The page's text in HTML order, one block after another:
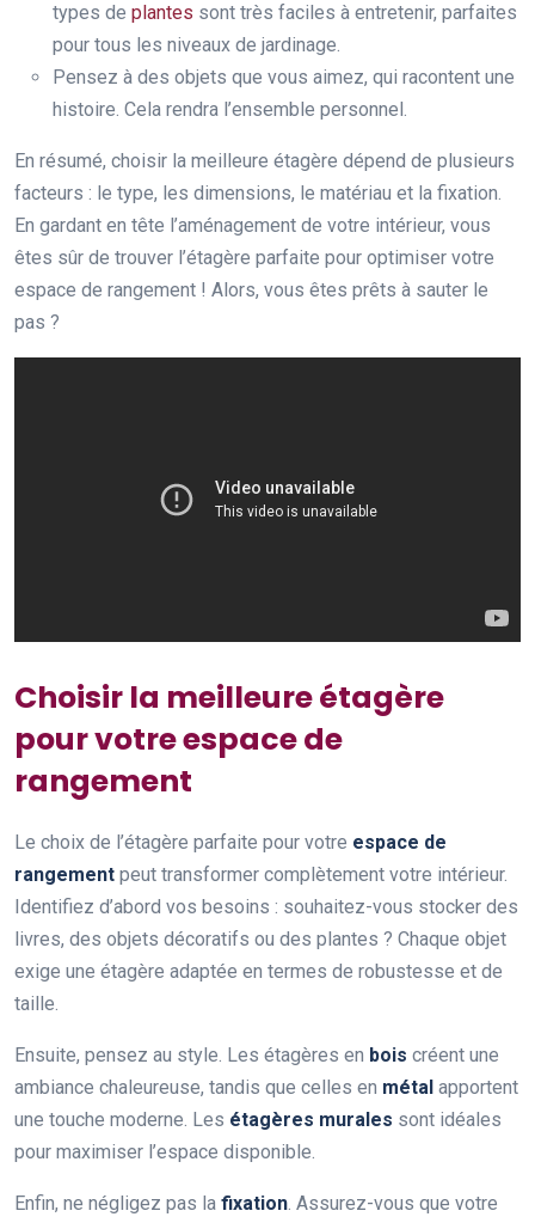
types de plantes sont très faciles à entretenir, parfaites
pour tous les niveaux de jardinage.
Pensez à des objets que vous aimez, qui racontent une
histoire. Cela rendra l’ensemble personnel.
En résumé, choisir la meilleure étagère dépend de plusieurs
facteurs : le type, les dimensions, le matériau et la fixation.
En gardant en tête l’aménagement de votre intérieur, vous
êtes sûr de trouver l’étagère parfaite pour optimiser votre
espace de rangement ! Alors, vous êtes prêts à sauter le
pas ?
Choisir la meilleure étagère
pour votre espace de
rangement
Le choix de l’étagère parfaite pour votre espace de
rangement peut transformer complètement votre intérieur.
Identifiez d’abord vos besoins : souhaitez-vous stocker des
livres, des objets décoratifs ou des plantes ? Chaque objet
exige une étagère adaptée en termes de robustesse et de
taille.
Ensuite, pensez au style. Les étagères en bois créent une
ambiance chaleureuse, tandis que celles en métal apportent
une touche moderne. Les étagères murales sont idéales
pour maximiser l’espace disponible.
Enfin, ne négligez pas la fixation . Assurez-vous que votre